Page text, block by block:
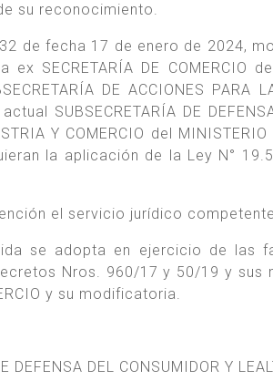
su reconocimiento.
de fecha 17 de enero de 2024,
SECRETARÍA DE COMERCIO
DE ACCIONES PARA
SUBSECRETARÍA DE
Y COMERCIO del
la aplicación de la Ley N°
el servicio jurídico
se adopta en ejercicio de las
Nros. 960/17 y 50/19 y sus
y su modificatoria.
DEFENSA DEL CONSUMIDOR Y